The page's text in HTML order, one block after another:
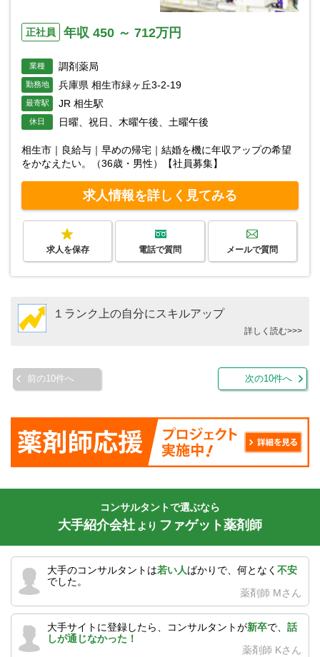
正社員 年収 450 ～ 712万円
業種 調剤薬局
勤務地 兵庫県 相生市緑ヶ丘3-2-19
最寄駅 JR 相生駅
休日 日曜、祝日、木曜午後、土曜午後
相生市｜良給与｜早めの帰宅｜結婚を機に年収アップの希望
をかなえたい。（36歳・男性）【社員募集】
求人情報を詳しく見てみる
求人を保存 電話で質問 メールで質問
１ランク上の自分にスキルアップ
詳しく読む>>>
前の10件へ 次の10件へ
コンサルタントで選ぶなら
大手紹介会社 より ファゲット薬剤師
大手のコンサルタントは若い人ばかりで、何となく 不安
でした。
薬剤師 Mさん
大手サイトに登録したら、コンサルタントが新卒で、 話
しが通じなかった！
薬剤師 Kさん